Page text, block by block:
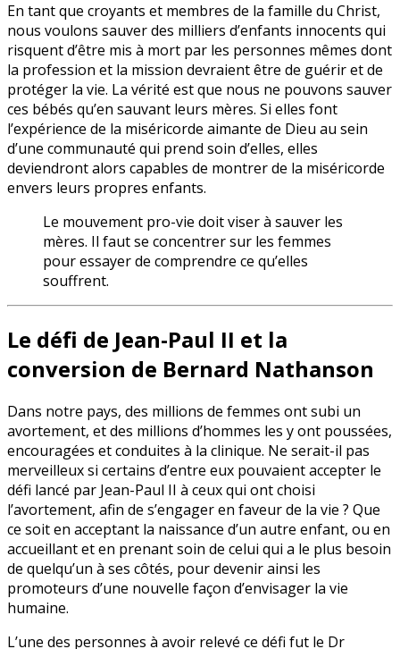
En tant que croyants et membres de la famille du Christ,
nous voulons sauver des milliers d’enfants innocents qui
risquent d’être mis à mort par les personnes mêmes dont
la profession et la mission devraient être de guérir et de
protéger la vie. La vérité est que nous ne pouvons sauver
ces bébés qu’en sauvant leurs mères. Si elles font
l’expérience de la miséricorde aimante de Dieu au sein
d’une communauté qui prend soin d’elles, elles
deviendront alors capables de montrer de la miséricorde
envers leurs propres enfants.
Le mouvement pro-vie doit viser à sauver les
mères. Il faut se concentrer sur les femmes
pour essayer de comprendre ce qu’elles
souffrent.
Le défi de Jean-Paul II et la
conversion de Bernard Nathanson
Dans notre pays, des millions de femmes ont subi un
avortement, et des millions d’hommes les y ont poussées,
encouragées et conduites à la clinique. Ne serait-il pas
merveilleux si certains d’entre eux pouvaient accepter le
défi lancé par Jean-Paul II à ceux qui ont choisi
l’avortement, afin de s’engager en faveur de la vie ? Que
ce soit en acceptant la naissance d’un autre enfant, ou en
accueillant et en prenant soin de celui qui a le plus besoin
de quelqu’un à ses côtés, pour devenir ainsi les
promoteurs d’une nouvelle façon d’envisager la vie
humaine.
L’une des personnes à avoir relevé ce défi fut le Dr